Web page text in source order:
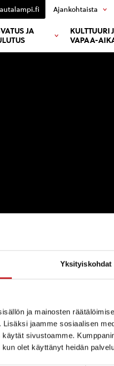
Yksityiskohdat
ja mainosten
jaamme sosiaalisen
sivustoamme.
olet käyttänyt heidän
JA
KULTTUURI
VAPAA-
Ajankohtaista